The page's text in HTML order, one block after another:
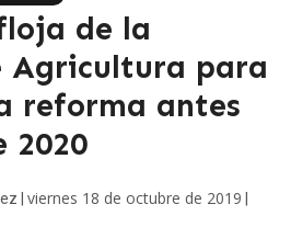
de la
Agricultura para
reforma antes
2020
| viernes 18 de octubre de 2019